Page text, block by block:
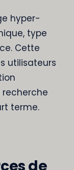
hyper-
type
Cette
utilisateurs
terme.
de